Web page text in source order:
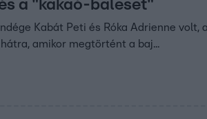
a "kakaó-baleset"
Kabát Peti és Róka Adrienne
amikor megtörtént a baj...